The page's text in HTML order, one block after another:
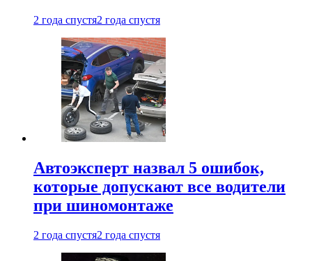
2 года спустя2 года спустя
Автоэксперт назвал 5 ошибок,
которые допускают все водители
при шиномонтаже
2 года спустя2 года спустя